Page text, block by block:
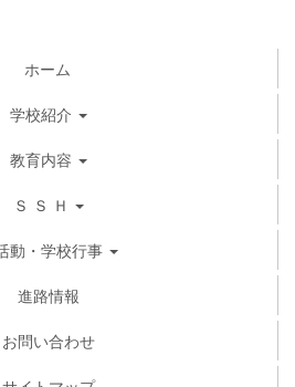
ホーム
学校紹介
教育内容
Ｓ Ｓ Ｈ
動・学校行事
進路情報
お問い合わせ